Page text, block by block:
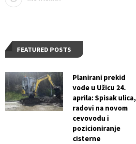
FEATURED POSTS
Planirani prekid
vode u Užicu 24.
aprila: Spisak ulica,
radovi na novom
cevovodu i
pozicioniranje
cisterne